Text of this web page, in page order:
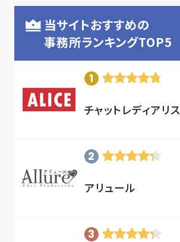
当サイトおすすめの
事務所ランキングTOP5
チャットレディアリス
アリュール